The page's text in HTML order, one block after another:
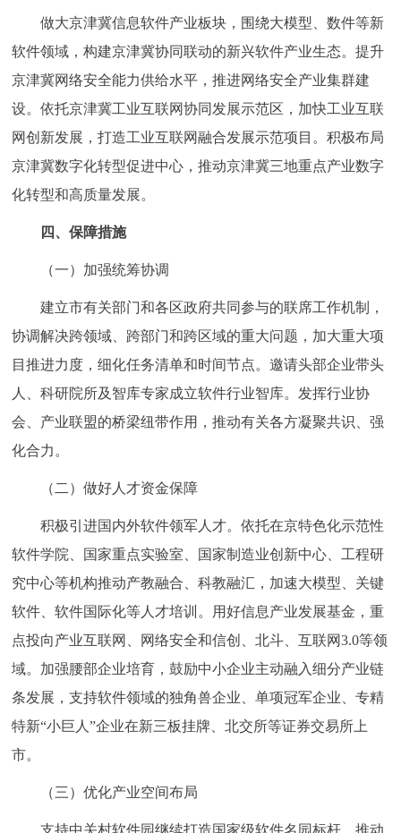
做大京津冀信息软件产业板块，围绕大模型、数件等新
软件领域，构建京津冀协同联动的新兴软件产业生态。提升
京津冀网络安全能力供给水平，推进网络安全产业集群建
设。依托京津冀工业互联网协同发展示范区，加快工业互联
网创新发展，打造工业互联网融合发展示范项目。积极布局
京津冀数字化转型促进中心，推动京津冀三地重点产业数字
化转型和高质量发展。
四、保障措施
（一）加强统筹协调
建立市有关部门和各区政府共同参与的联席工作机制，
协调解决跨领域、跨部门和跨区域的重大问题，加大重大项
目推进力度，细化任务清单和时间节点。邀请头部企业带头
人、科研院所及智库专家成立软件行业智库。发挥行业协
会、产业联盟的桥梁纽带作用，推动有关各方凝聚共识、强
化合力。
（二）做好人才资金保障
积极引进国内外软件领军人才。依托在京特色化示范性
软件学院、国家重点实验室、国家制造业创新中心、工程研
究中心等机构推动产教融合、科教融汇，加速大模型、关键
软件、软件国际化等人才培训。用好信息产业发展基金，重
点投向产业互联网、网络安全和信创、北斗、互联网3.0等领
域。加强腰部企业培育，鼓励中小企业主动融入细分产业链
条发展，支持软件领域的独角兽企业、单项冠军企业、专精
特新“小巨人”企业在新三板挂牌、北交所等证券交易所上
市。
（三）优化产业空间布局
支持中关村软件园继续打造国家级软件名园标杆，推动